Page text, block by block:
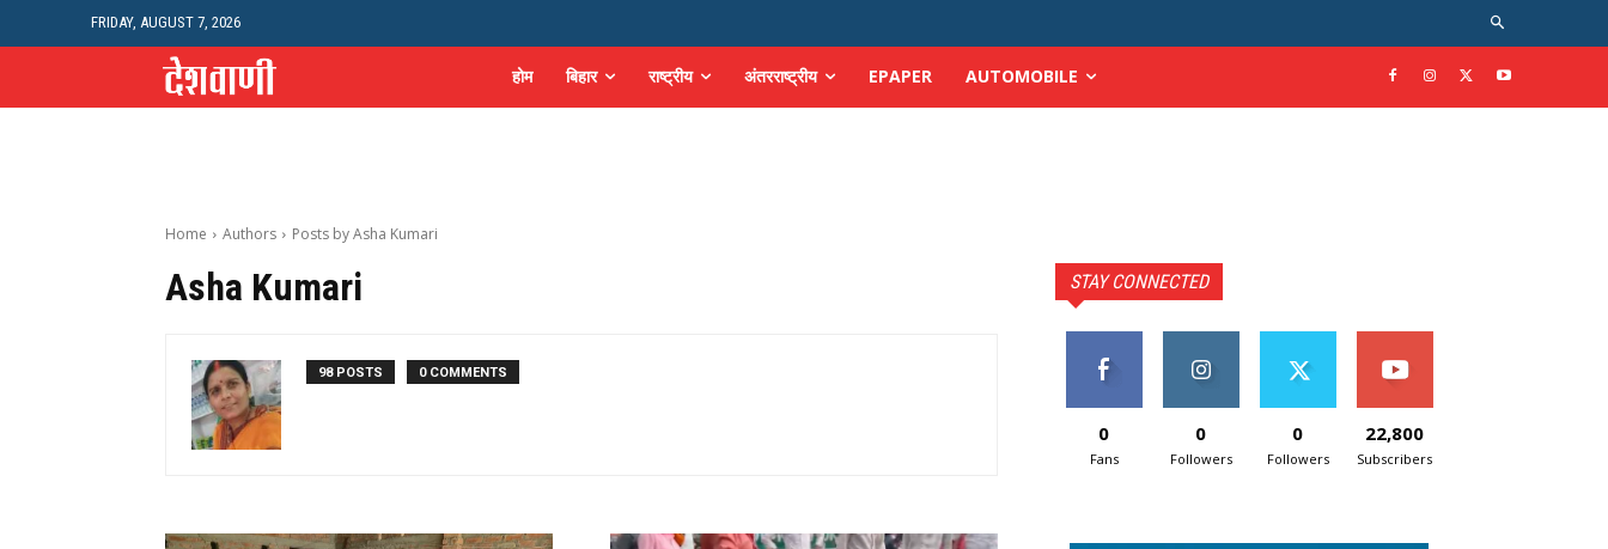
FRIDAY, AUGUST 7, 2026
होम बिहार राष्ट्रीय अंतरराष्ट्रीय EPAPER AUTOMOBILE
Home Authors Posts by Asha Kumari
Asha Kumari
98 POSTS 0 COMMENTS
STAY CONNECTED
0
Fans
0
Followers
0
Followers
22,800
Subscribers